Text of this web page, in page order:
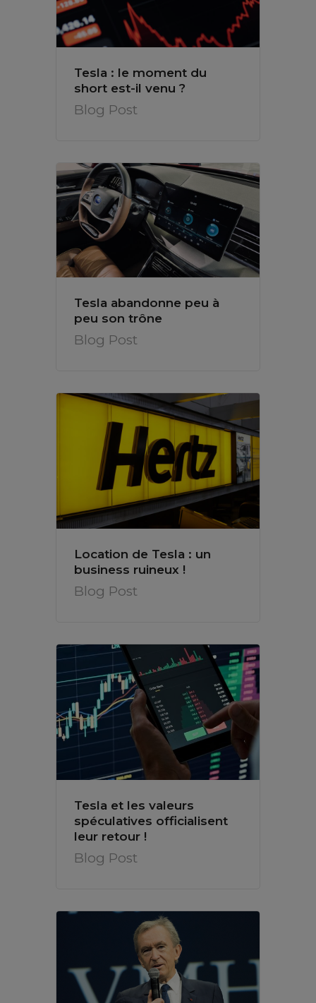
Tesla : le moment du
short est-il venu ?
Blog Post
Tesla abandonne peu à
peu son trône
Blog Post
Location de Tesla : un
business ruineux !
Blog Post
Tesla et les valeurs
spéculatives officialisent
leur retour !
Blog Post